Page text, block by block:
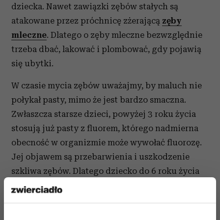
dziecka. Nawet zawiązki zębów stałych są
atakowane przez próchnicę zżerającą zęby
mleczne. Dlatego o zęby mleczne bezwzględnie
trzeba dbać, lakować i plombować, gdy pojawią
się ubytki.
W czasie mycia zębów uważajmy, by maluch nie
połykał pasty, mimo że jest bardzo smaczna.
Zwłaszcza starsze dzieci, powyżej 3 roku życia
stosują już pasty z fluorem, którego nadmierna
obecność w organizmie może wywołać fluorozę.
Jej objawem są przebarwienia i uszkodzenie
szkliwa zębów. Dlatego dziecko do 6 roku życia
powinno bezwzględnie myć zęby pod nadzorem